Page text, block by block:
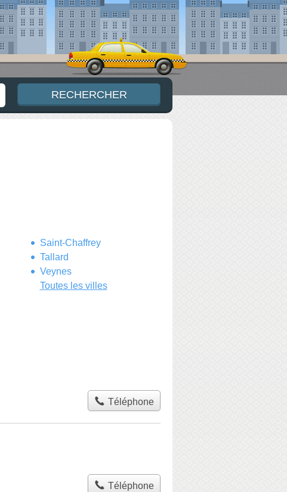
Saint-Chaffrey
Tallard
Veynes
Toutes les villes
Téléphone
Téléphone